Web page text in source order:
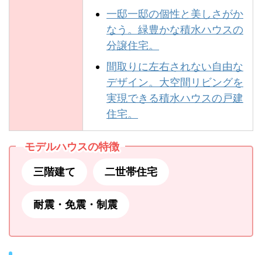
一邸一邸の個性と美しさがか
なう。緑豊かな積⽔ハウスの
分譲住宅。
間取りに左右されない自由な
デザイン。大空間リビングを
実現できる積水ハウスの戸建
住宅。
モデルハウスの特徴
三階建て 二世帯住宅
耐震・免震・制震